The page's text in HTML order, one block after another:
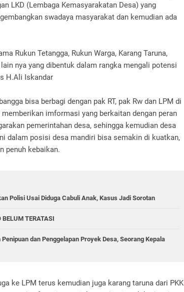
LKD (Lembaga Kemasyarakatan Desa) yang
swadaya masyarakat dan kemudian ada
Rukun Tetangga, Rukun Warga, Karang Taruna,
nya yang dibentuk dalam rangka mengali potensi
H.Ali Iskandar
bisa berbagi dengan pak RT, pak Rw dan LPM di
imformasi yang berkaitan dengan peran
pemerintahan desa, sehingga kemudian desa
dalam posisi desa mandiri bisa semakin di kuatkan,
penuh kebaikan.
Polisi Usai Diduga Cabuli Anak, Kasus Jadi Sorotan
BELUM TERATASI
dan Penggelapan Proyek Desa, Seorang Kepala
ke LPM terus kemudian juga karang taruna dari PKK